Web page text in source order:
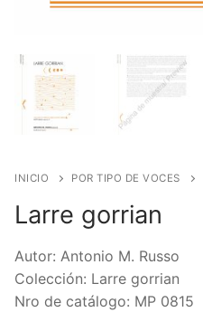
INICIO POR TIPO DE VOCES
Larre gorrian
Autor: Antonio M. Russo
Colección: Larre gorrian
Nro de catálogo: MP 0815